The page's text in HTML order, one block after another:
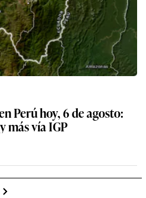
Perú hoy, 6 de agosto:
más vía IGP